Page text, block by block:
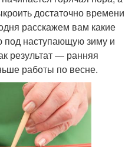
достаточно времени
расскажем вам какие
под наступающую зиму и
результат — ранняя
работы по весне.